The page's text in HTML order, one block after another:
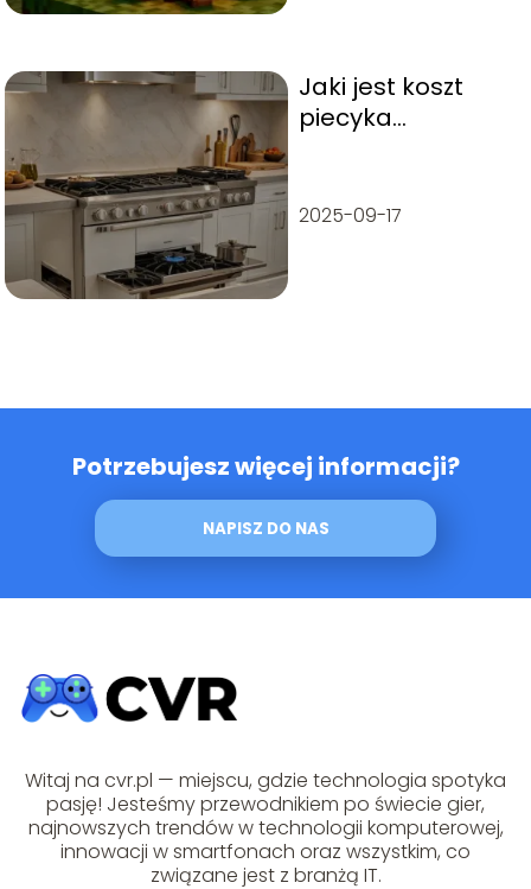
Jaki jest koszt
piecyka
2025-09-17
Potrzebujesz więcej informacji?
NAPISZ DO NAS
Witaj na cvr.pl — miejscu, gdzie technologia spotyka
pasję! Jesteśmy przewodnikiem po świecie gier,
najnowszych trendów w technologii komputerowej,
innowacji w smartfonach oraz wszystkim, co
związane jest z branżą IT.